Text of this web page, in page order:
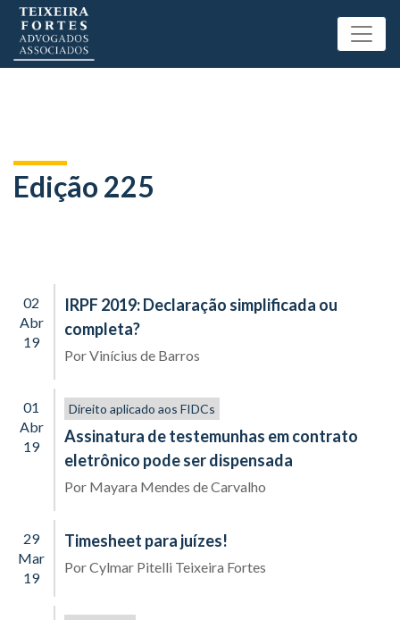
Edição 225
02
Abr
19
IRPF 2019: Declaração simplificada ou
completa?
PorVinícius de Barros
01
Abr
19
Direito aplicado aos FIDCs
Assinatura de testemunhas em contrato
eletrônico pode ser dispensada
Por Mayara Mendes de Carvalho
29
Mar
19
Timesheet para juízes!
PorCylmar Pitelli Teixeira Fortes